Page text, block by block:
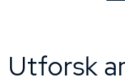
Utforsk